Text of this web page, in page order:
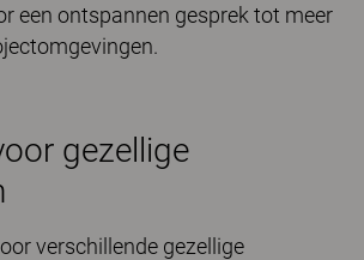
een ontspannen gesprek tot meer
gezellige
verschillende gezellige